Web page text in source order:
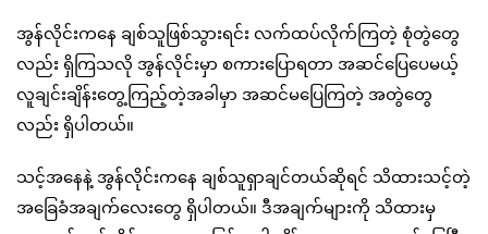
အွန်လိုင်းကနေ ချစ်သူဖြစ်သွားရင်း လက်ထပ်လိုက်ကြတဲ့ စုံတွဲတွေ
လည်း ရှိကြသလို အွန်လိုင်းမှာ စကားပြောရတာ အဆင်ပြေပေမယ့်
လူချင်းချိန်းတွေ့ကြည့်တဲ့အခါမှာ အဆင်မပြေကြတဲ့ အတွဲတွေ
လည်း ရှိပါတယ်။
သင့်အနေနဲ့ အွန်လိုင်းကနေ ချစ်သူရှာချင်တယ်ဆိုရင် သိထားသင့်တဲ့
အခြေခံအချက်လေးတွေ ရှိပါတယ်။ ဒီအချက်များကို သိထားမှ